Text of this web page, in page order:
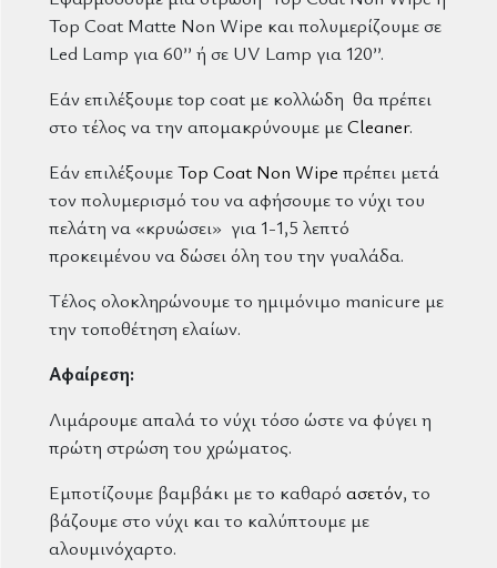
Top Coat Matte Non Wipe και πολυμερίζουμε σε
Led Lamp για 60’’ ή σε UV Lamp για 120’’.
Εάν επιλέξουμε top coat με κολλώδη θα πρέπει
στο τέλος να την απομακρύνουμε μεCleaner.
Εάν επιλέξουμεTop Coat Non Wipe πρέπει μετά
τον πολυμερισμό του να αφήσουμε το νύχι του
πελάτη να «κρυώσει» για 1-1,5 λεπτό
προκειμένου να δώσει όλη του την γυαλάδα.
Τέλος ολοκληρώνουμε το ημιμόνιμο manicure με
την τοποθέτηση ελαίων.
Αφαίρεση:
Λιμάρουμε απαλά το νύχι τόσο ώστε να φύγει η
πρώτη στρώση του χρώματος.
Εμποτίζουμε βαμβάκι με το καθαρό ασετόν, το
βάζουμε στο νύχι και το καλύπτουμε με
αλουμινόχαρτο.